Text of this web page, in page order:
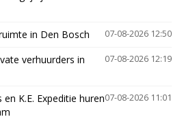
07-08-2026 12:50
in Den Bosch
07-08-2026 12:19
verhuurders in
07-08-2026 11:01
K.E. Expeditie huren